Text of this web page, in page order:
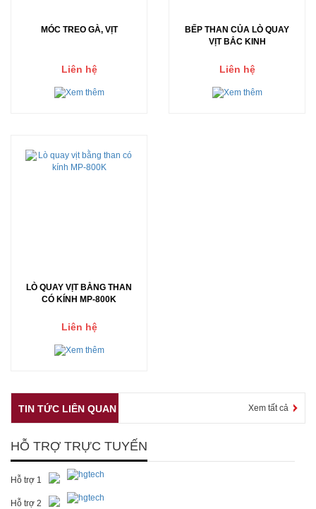
MÓC TREO GÀ, VỊT
Liên hệ
BẾP THAN CỦA LÒ QUAY
VỊT BẮC KINH
Liên hệ
LÒ QUAY VỊT BẰNG THAN
CÓ KÍNH MP-800K
Liên hệ
TIN TỨC LIÊN QUAN Xem tất cả
HỖ TRỢ TRỰC TUYẾN
Hỗ trợ 1
Hỗ trợ 2